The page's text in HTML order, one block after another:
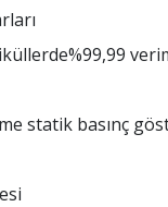
statik basınç